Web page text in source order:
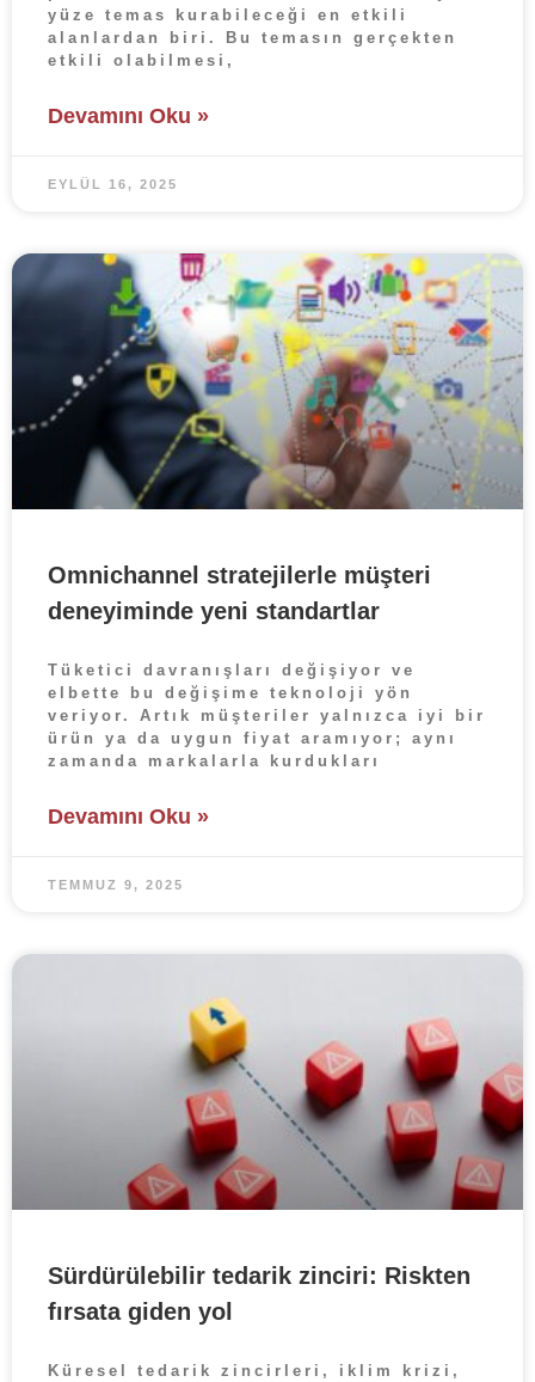
yüze temas kurabileceği en etkili
alanlardan biri. Bu temasın gerçekten
etkili olabilmesi,
Devamını Oku »
EYLÜL 16, 2025
Omnichannel stratejilerle müşteri
deneyiminde yeni standartlar
Tüketici davranışları değişiyor ve
elbette bu değişime teknoloji yön
veriyor. Artık müşteriler yalnızca iyi bir
ürün ya da uygun fiyat aramıyor; aynı
zamanda markalarla kurdukları
Devamını Oku »
TEMMUZ 9, 2025
Sürdürülebilir tedarik zinciri: Riskten
fırsata giden yol
Küresel tedarik zincirleri, iklim krizi,